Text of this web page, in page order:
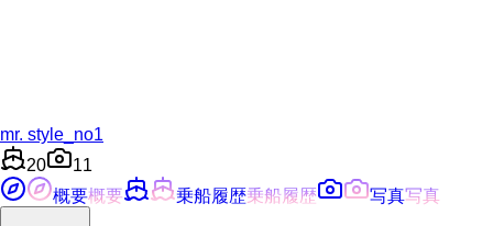
mr. style_no1
20
11
概要概要 乗船履歴乗船履歴 写真写真